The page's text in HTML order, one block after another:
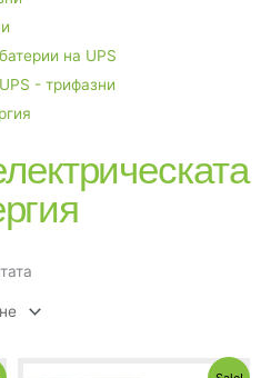
на UPS
- трифазни